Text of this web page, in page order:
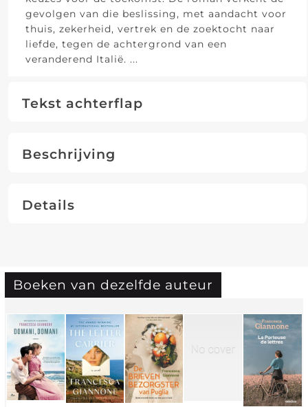
gevolgen van die beslissing, met aandacht voor
thuis, zekerheid, vertrek en de zoektocht naar
liefde, tegen de achtergrond van een
veranderend Italië. ...
Tekst achterflap
Beschrijving
Details
Boeken van dezelfde auteur